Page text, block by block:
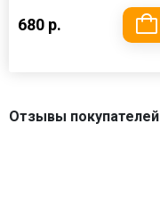
680 р.
Отзывы покупателей